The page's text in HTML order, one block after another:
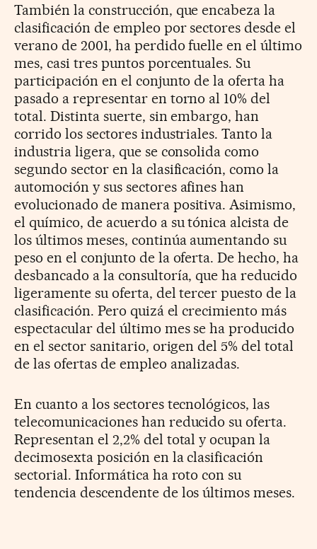
También la construcción, que encabeza la
clasificación de empleo por sectores desde el
verano de 2001, ha perdido fuelle en el último
mes, casi tres puntos porcentuales. Su
participación en el conjunto de la oferta ha
pasado a representar en torno al 10% del
total. Distinta suerte, sin embargo, han
corrido los sectores industriales. Tanto la
industria ligera, que se consolida como
segundo sector en la clasificación, como la
automoción y sus sectores afines han
evolucionado de manera positiva. Asimismo,
el químico, de acuerdo a su tónica alcista de
los últimos meses, continúa aumentando su
peso en el conjunto de la oferta. De hecho, ha
desbancado a la consultoría, que ha reducido
ligeramente su oferta, del tercer puesto de la
clasificación. Pero quizá el crecimiento más
espectacular del último mes se ha producido
en el sector sanitario, origen del 5% del total
de las ofertas de empleo analizadas.
En cuanto a los sectores tecnológicos, las
telecomunicaciones han reducido su oferta.
Representan el 2,2% del total y ocupan la
decimosexta posición en la clasificación
sectorial. Informática ha roto con su
tendencia descendente de los últimos meses.